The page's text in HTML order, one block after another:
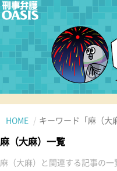
HOME キーワード「麻（大
麻（大麻）一覧
麻（大麻）と関連する記事の一